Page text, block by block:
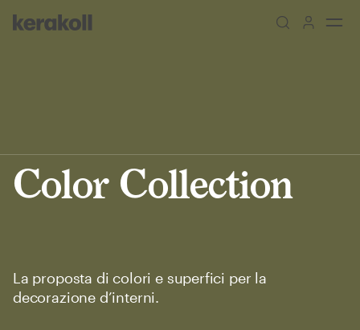
Go to Homepage
Color Collection
La proposta di colori e superfici per la
decorazione d’interni.